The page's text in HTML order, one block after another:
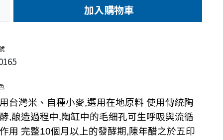
加入購物車
台灣米、自種小麥,選用在地原料 使用傳統陶
,酿造過程中,陶缸中的毛细孔可生呼吸與流循
用 完整10個月以上的發酵期,陳年醋之於五印